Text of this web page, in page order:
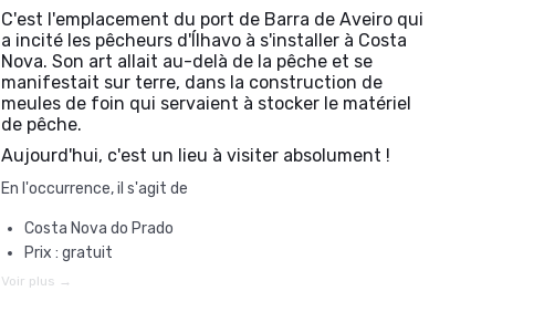
C'est l'emplacement du port de Barra de Aveiro qui
a incité les pêcheurs d'Ílhavo à s'installer à Costa
Nova. Son art allait au-delà de la pêche et se
manifestait sur terre, dans la construction de
meules de foin qui servaient à stocker le matériel
de pêche.
Aujourd'hui, c'est un lieu à visiter absolument !
En l'occurrence, il s'agit de
Costa Nova do Prado
Prix : gratuit
Voir plus →